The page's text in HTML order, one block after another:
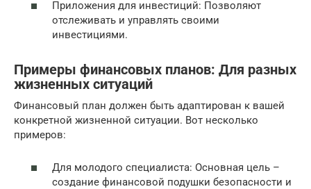
Приложения для инвестиций: Позволяют
отслеживать и управлять своими
инвестициями.
Примеры финансовых планов: Для разных
жизненных ситуаций
Финансовый план должен быть адаптирован к вашей
конкретной жизненной ситуации. Вот несколько
примеров:
Для молодого специалиста: Основная цель –
создание финансовой подушки безопасности и